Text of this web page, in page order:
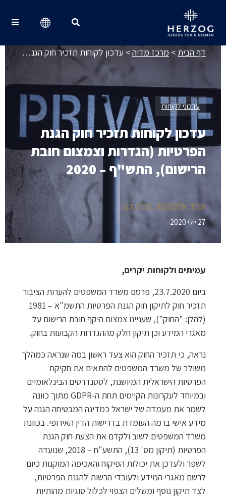
דף הבית > מרכז מדיה> עדכון לקוחות תזכיר חוק הגנת הפרטיות (הגדרות וצמצום חובת הרישום), התש"ף – 2020
עדכוני לקוחות
עדכון לקוחות תזכיר חוק הגנת
הפרטיות (הגדרות וצמצום חובת
הרישום), התש"ף – 2020
אוהד אלקסלסי נורית דגן
27 יולי 2020
עמיתים ולקוחות יקרים,
ביום 23.7.2020, פרסם משרד המשפטים להערות הציבור
תזכיר חוק לתיקון חוק הגנת הפרטיות התשמ"א – 1981
(להלן: "החוק"), שעניינו צמצום היקף חובת הרישום על
מאגרי המידע וכן תיקון חלק מההגדרות הקבועות בחוק.
נראה, כי תזכיר החוק הוא צעד ראשון במה שנראה כמהלך
משולב של משרד המשפטים להתאים את חקיקת
הפרטיות הישראלית המיושנת, לסטנדרטים הבינלאומיים
ובמיוחד לעקרונות הקיימים תחת ה-GDPR מתוך כוונה
לשמר את מעמדה של ישראל כמדינה המבטיחה הגנה על
מידע אישי ברמה העומדת בדרישות הדין האירופי. בכוונת
משרד המשפטים לשוב ולקדם את הצעת חוק הגנת
הפרטיות (תיקון מס' 13), התשע"ח – 2018, שנועדה
לשפר ולעדכן את יכולות הפיקוח והאכיפה המוקנות כיום
לרשם מאגרי המידע ולעובדי הרשות להגנת הפרטיות,
לצד תיקון נוסף ומשלים הצפוי לכלול סוגיות מהותיות